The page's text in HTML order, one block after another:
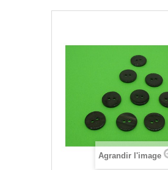
Agrandir l'image